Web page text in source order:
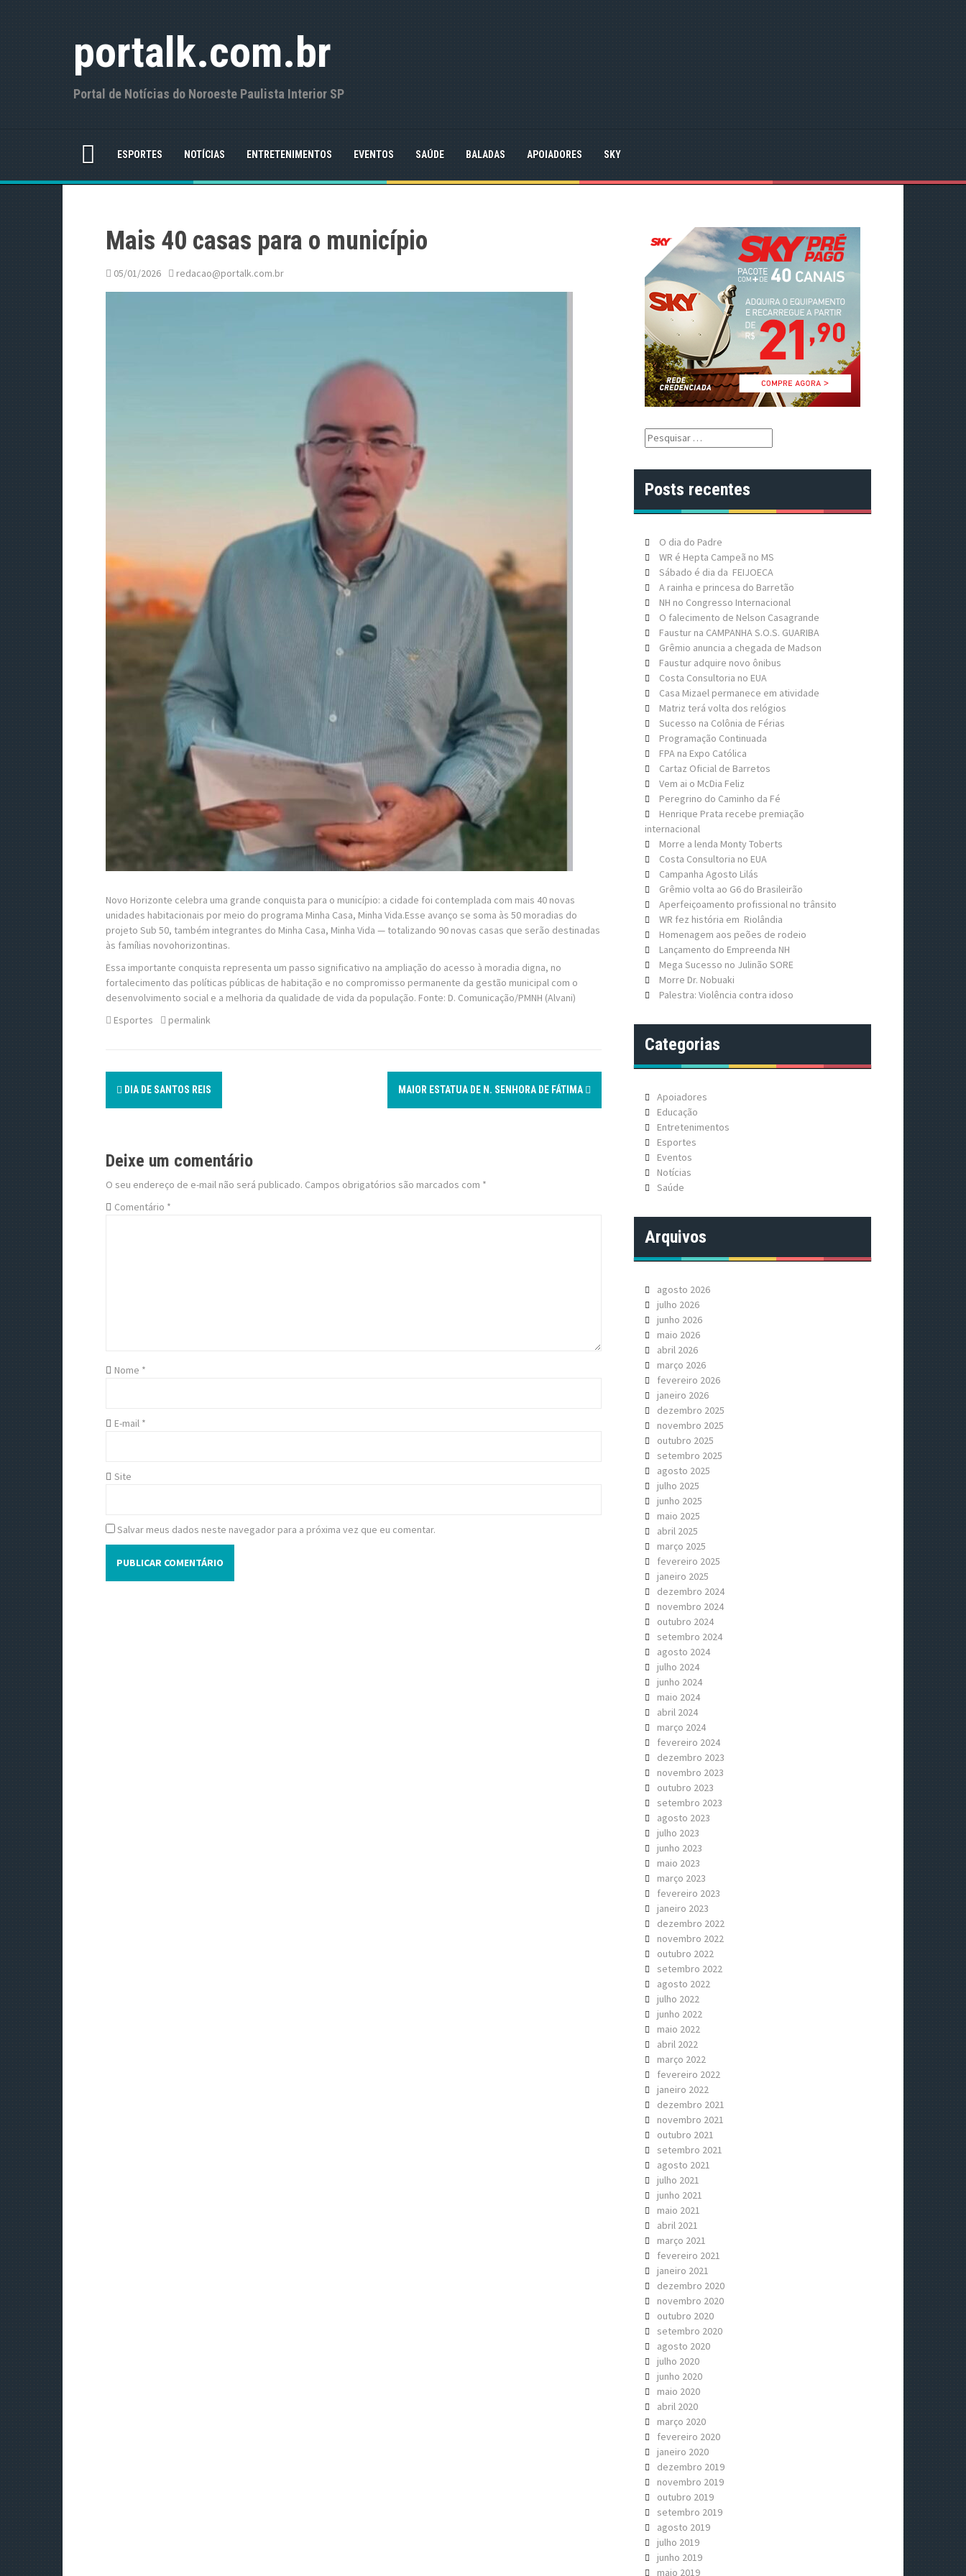
n
t
portalk.com.br
Portal de Notícias do Noroeste Paulista Interior SP
ESPORTES NOTÍCIAS ENTRETENIMENTOS EVENTOS SAÚDE BALADAS APOIADORES SKY
Mais 40 casas para o município
05/01/2026 redacao@portalk.com.br
Novo Horizonte celebra uma grande conquista para o município: a cidade foi contemplada com mais 40 novas
unidades habitacionais por meio do programa Minha Casa, Minha Vida.Esse avanço se soma às 50 moradias do
projeto Sub 50, também integrantes do Minha Casa, Minha Vida — totalizando 90 novas casas que serão destinadas
às famílias novohorizontinas.
Essa importante conquista representa um passo significativo na ampliação do acesso à moradia digna, no
fortalecimento das políticas públicas de habitação e no compromisso permanente da gestão municipal com o
desenvolvimento social e a melhoria da qualidade de vida da população. Fonte: D. Comunicação/PMNH (Alvani)
Esportes
permalink
P
o
t
n
t
o
DIA DE SANTOS REIS MAIOR ESTATUA DE N. SENHORA DE FÁTIMA
Deixe um comentário
O seu endereço de e-mail não será publicado. Campos obrigatórios são marcados com *
Comentário *
Nome *
E-mail *
Site
Salvar meus dados neste navegador para a próxima vez que eu comentar.
P
e
q
u
i
a
r
p
o
r
:
Posts recentes
O dia do Padre
WR é Hepta Campeã no MS
Sábado é dia da FEIJOECA
A rainha e princesa do Barretão
NH no Congresso Internacional
O falecimento de Nelson Casagrande
Faustur na CAMPANHA S.O.S. GUARIBA
Grêmio anuncia a chegada de Madson
Faustur adquire novo ônibus
Costa Consultoria no EUA
Casa Mizael permanece em atividade
Matriz terá volta dos relógios
Sucesso na Colônia de Férias
Programação Continuada
FPA na Expo Católica
Cartaz Oficial de Barretos
Vem ai o McDia Feliz
Peregrino do Caminho da Fé
Henrique Prata recebe premiação
internacional
Morre a lenda Monty Toberts
Costa Consultoria no EUA
Campanha Agosto Lilás
Grêmio volta ao G6 do Brasileirão
Aperfeiçoamento profissional no trânsito
WR fez história em Riolândia
Homenagem aos peões de rodeio
Lançamento do Empreenda NH
Mega Sucesso no Julinão SORE
Morre Dr. Nobuaki
Palestra: Violência contra idoso
Categorias
Apoiadores
Educação
Entretenimentos
Esportes
Eventos
Notícias
Saúde
Arquivos
agosto 2026
julho 2026
junho 2026
maio 2026
abril 2026
março 2026
fevereiro 2026
janeiro 2026
dezembro 2025
novembro 2025
outubro 2025
setembro 2025
agosto 2025
julho 2025
junho 2025
maio 2025
abril 2025
março 2025
fevereiro 2025
janeiro 2025
dezembro 2024
novembro 2024
outubro 2024
setembro 2024
agosto 2024
julho 2024
junho 2024
maio 2024
abril 2024
março 2024
fevereiro 2024
dezembro 2023
novembro 2023
outubro 2023
setembro 2023
agosto 2023
julho 2023
junho 2023
maio 2023
março 2023
fevereiro 2023
janeiro 2023
dezembro 2022
novembro 2022
outubro 2022
setembro 2022
agosto 2022
julho 2022
junho 2022
maio 2022
abril 2022
março 2022
fevereiro 2022
janeiro 2022
dezembro 2021
novembro 2021
outubro 2021
setembro 2021
agosto 2021
julho 2021
junho 2021
maio 2021
abril 2021
março 2021
fevereiro 2021
janeiro 2021
dezembro 2020
novembro 2020
outubro 2020
setembro 2020
agosto 2020
julho 2020
junho 2020
maio 2020
abril 2020
março 2020
fevereiro 2020
janeiro 2020
dezembro 2019
novembro 2019
outubro 2019
setembro 2019
agosto 2019
julho 2019
junho 2019
maio 2019